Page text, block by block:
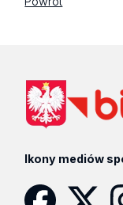
Ikony mediów